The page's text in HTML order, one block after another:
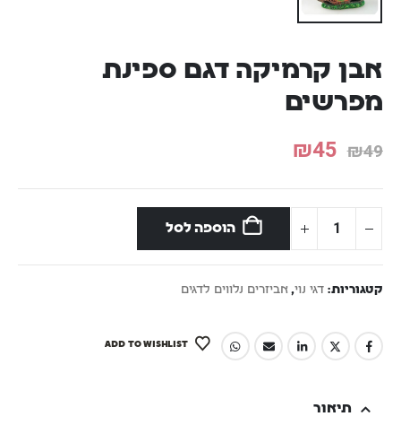
אבן קרמיקה דגם ספינת
מפרשים
₪49
₪45
הוספה לסל
קטגוריות: דגי נוי, אביזרים נלווים לדגים
ADD TO WISHLIST
תיאור